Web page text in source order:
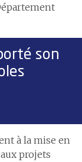
son
à la mise en
projets